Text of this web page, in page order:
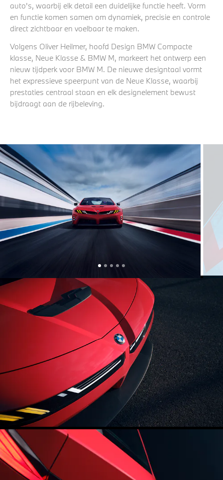
auto's, waarbij elk detail een duidelijke functie heeft. Vorm
en functie komen samen om dynamiek, precisie en controle
direct zichtbaar en voelbaar te maken.
Volgens Oliver Heilmer, hoofd Design BMW Compacte
klasse, Neue Klasse & BMW M, markeert het ontwerp een
nieuw tijdperk voor BMW M. De nieuwe designtaal vormt
het expressieve speerpunt van de Neue Klasse, waarbij
prestaties centraal staan en elk designelement bewust
bijdraagt aan de rijbeleving.